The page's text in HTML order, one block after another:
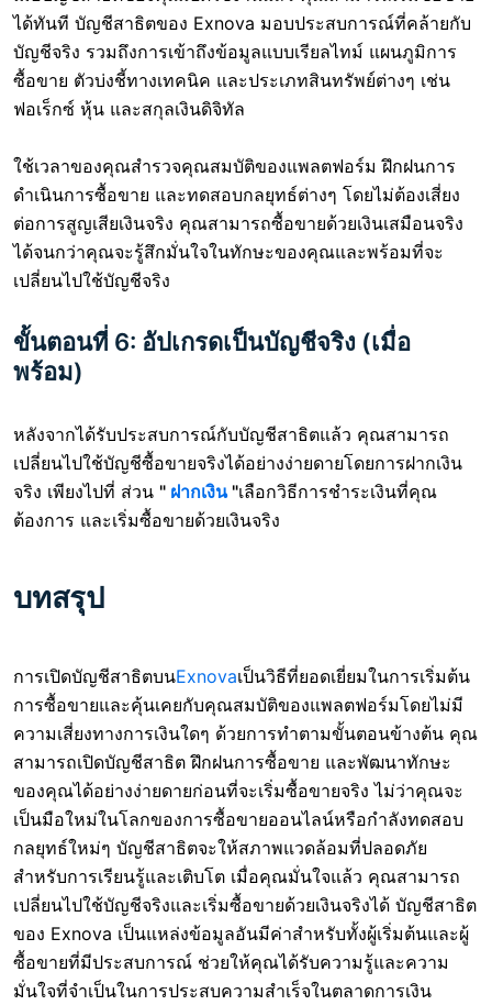
ได้ทันที บัญชีสาธิตของ Exnova มอบประสบการณ์ที่คล้ายกับ
บัญชีจริง รวมถึงการเข้าถึงข้อมูลแบบเรียลไทม์ แผนภูมิการ
ซื้อขาย ตัวบ่งชี้ทางเทคนิค และประเภทสินทรัพย์ต่างๆ เช่น
ฟอเร็กซ์ หุ้น และสกุลเงินดิจิทัล
ใช้เวลาของคุณสำรวจคุณสมบัติของแพลตฟอร์ม ฝึกฝนการ
ดำเนินการซื้อขาย และทดสอบกลยุทธ์ต่างๆ โดยไม่ต้องเสี่ยง
ต่อการสูญเสียเงินจริง คุณสามารถซื้อขายด้วยเงินเสมือนจริง
ได้จนกว่าคุณจะรู้สึกมั่นใจในทักษะของคุณและพร้อมที่จะ
เปลี่ยนไปใช้บัญชีจริง
ขั้นตอนที่ 6: อัปเกรดเป็นบัญชีจริง (เมื่อ
พร้อม)
หลังจากได้รับประสบการณ์กับบัญชีสาธิตแล้ว คุณสามารถ
เปลี่ยนไปใช้บัญชีซื้อขายจริงได้อย่างง่ายดายโดยการฝากเงิน
จริง เพียงไปที่ ส่วน " ฝากเงิน"เลือกวิธีการชำระเงินที่คุณ
ต้องการ และเริ่มซื้อขายด้วยเงินจริง
บทสรุป
การเปิดบัญชีสาธิตบนExnovaเป็นวิธีที่ยอดเยี่ยมในการเริ่มต้น
การซื้อขายและคุ้นเคยกับคุณสมบัติของแพลตฟอร์มโดยไม่มี
ความเสี่ยงทางการเงินใดๆ ด้วยการทำตามขั้นตอนข้างต้น คุณ
สามารถเปิดบัญชีสาธิต ฝึกฝนการซื้อขาย และพัฒนาทักษะ
ของคุณได้อย่างง่ายดายก่อนที่จะเริ่มซื้อขายจริง ไม่ว่าคุณจะ
เป็นมือใหม่ในโลกของการซื้อขายออนไลน์หรือกำลังทดสอบ
กลยุทธ์ใหม่ๆ บัญชีสาธิตจะให้สภาพแวดล้อมที่ปลอดภัย
สำหรับการเรียนรู้และเติบโต เมื่อคุณมั่นใจแล้ว คุณสามารถ
เปลี่ยนไปใช้บัญชีจริงและเริ่มซื้อขายด้วยเงินจริงได้ บัญชีสาธิต
ของ Exnova เป็นแหล่งข้อมูลอันมีค่าสำหรับทั้งผู้เริ่มต้นและผู้
ซื้อขายที่มีประสบการณ์ ช่วยให้คุณได้รับความรู้และความ
มั่นใจที่จำเป็นในการประสบความสำเร็จในตลาดการเงิน